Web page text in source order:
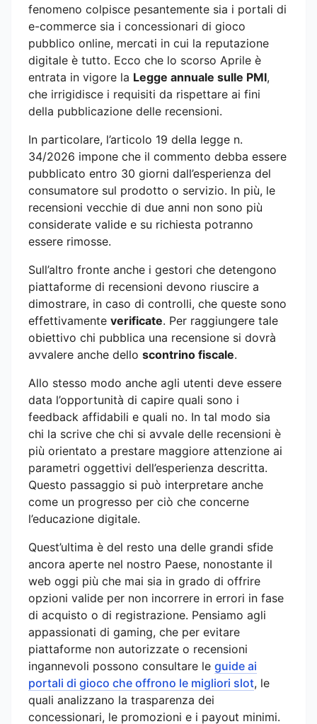
fenomeno colpisce pesantemente sia i portali di
e-commerce sia i concessionari di gioco
pubblico online, mercati in cui la reputazione
digitale è tutto. Ecco che lo scorso Aprile è
entrata in vigore la Legge annuale sulle PMI,
che irrigidisce i requisiti da rispettare ai fini
della pubblicazione delle recensioni.
In particolare, l’articolo 19 della legge n.
34/2026 impone che il commento debba essere
pubblicato entro 30 giorni dall’esperienza del
consumatore sul prodotto o servizio. In più, le
recensioni vecchie di due anni non sono più
considerate valide e su richiesta potranno
essere rimosse.
Sull’altro fronte anche i gestori che detengono
piattaforme di recensioni devono riuscire a
dimostrare, in caso di controlli, che queste sono
effettivamente verificate. Per raggiungere tale
obiettivo chi pubblica una recensione si dovrà
avvalere anche dello scontrino fiscale.
Allo stesso modo anche agli utenti deve essere
data l’opportunità di capire quali sono i
feedback affidabili e quali no. In tal modo sia
chi la scrive che chi si avvale delle recensioni è
più orientato a prestare maggiore attenzione ai
parametri oggettivi dell’esperienza descritta.
Questo passaggio si può interpretare anche
come un progresso per ciò che concerne
l’educazione digitale.
Quest’ultima è del resto una delle grandi sfide
ancora aperte nel nostro Paese, nonostante il
web oggi più che mai sia in grado di offrire
opzioni valide per non incorrere in errori in fase
di acquisto o di registrazione. Pensiamo agli
appassionati di gaming, che per evitare
piattaforme non autorizzate o recensioni
ingannevoli possono consultare le guide ai
portali di gioco che offrono le migliori slot, le
quali analizzano la trasparenza dei
concessionari, le promozioni e i payout minimi.